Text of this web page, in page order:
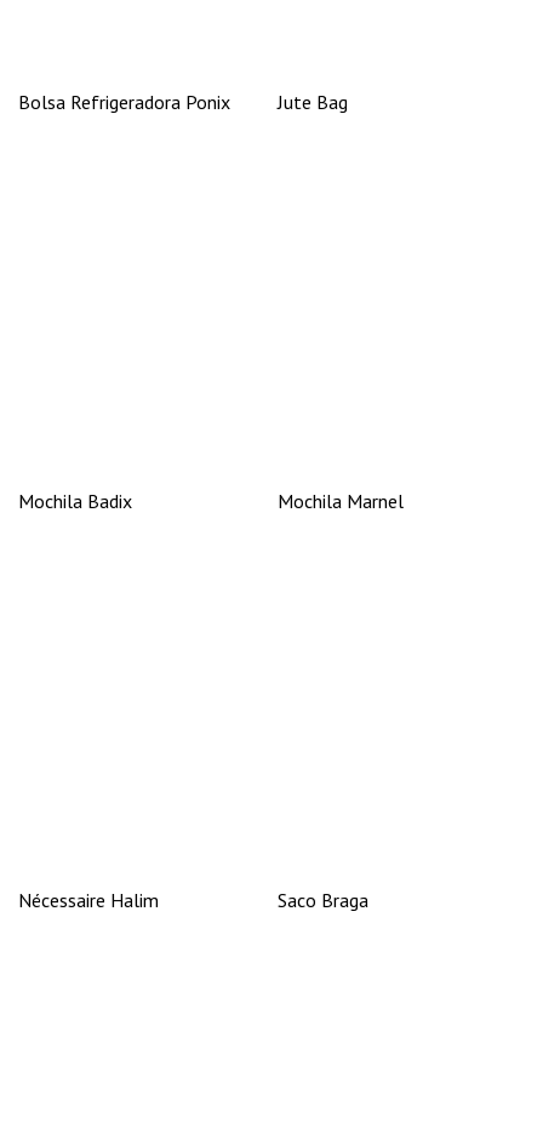
Bolsa Refrigeradora Ponix Jute Bag
Mochila Badix Mochila Marnel
Nécessaire Halim Saco Braga